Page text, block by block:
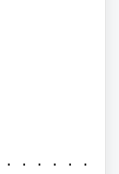
. . . . . .